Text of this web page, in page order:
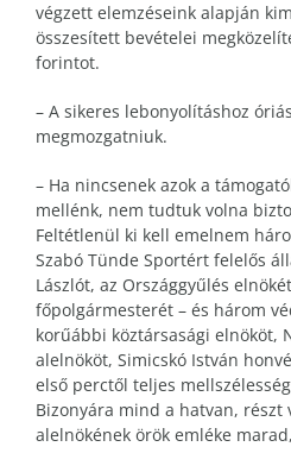
végzett elemzéseink alapján
összesített bevételei
forintot.
– A sikeres lebonyolításhoz
megmozgatniuk.
– Ha nincsenek azok a
mellénk, nem tudtuk volna
Feltétlenül ki kell emelnem
Szabó Tünde Sportért felelős
Lászlót, az Országgyűlés
főpolgármesterét – és három
korűábbi köztársasági elnököt,
alelnököt, Simicskó István
első perctől teljes
Bizonyára mind a hatvan, részt
alelnökének örök emléke